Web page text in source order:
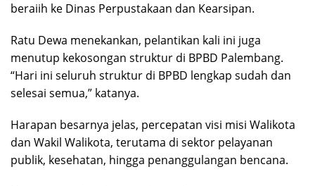
beraiih ke Dinas Perpustakaan dan Kearsipan.
Ratu Dewa menekankan, pelantikan kali ini juga
menutup kekosongan struktur di BPBD Palembang.
“Hari ini seluruh struktur di BPBD lengkap sudah dan
selesai semua,” katanya.
Harapan besarnya jelas, percepatan visi misi Walikota
dan Wakil Walikota, terutama di sektor pelayanan
publik, kesehatan, hingga penanggulangan bencana.